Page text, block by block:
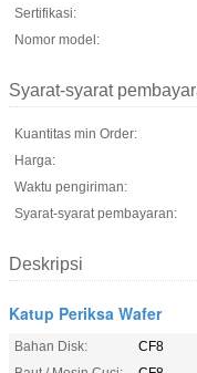
Sertifikasi:
Nomor model:
Syarat-syarat
Kuantitas min Order:
Harga:
Waktu pengiriman:
Syarat-syarat pembayaran:
Deskripsi
Katup Periksa Wafer
Bahan Disk:
CF8